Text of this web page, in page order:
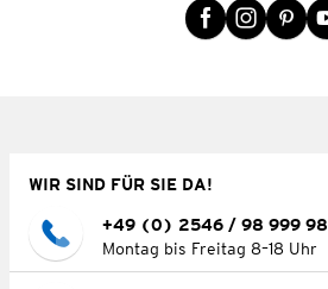
WIR SIND FÜR SIE DA!
+49 (0) 2546 / 98 999 98
Montag bis Freitag 8–18 Uhr